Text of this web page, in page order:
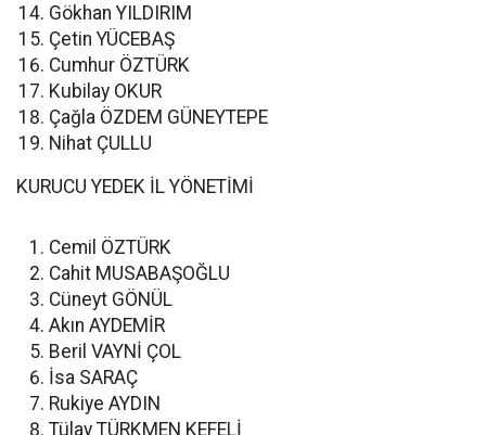
Gökhan YILDIRIM
Çetin YÜCEBAŞ
Cumhur ÖZTÜRK
Kubilay OKUR
Çağla ÖZDEM GÜNEYTEPE
Nihat ÇULLU
KURUCU YEDEK İL YÖNETİMİ
Cemil ÖZTÜRK
Cahit MUSABAŞOĞLU
Cüneyt GÖNÜL
Akın AYDEMİR
Beril VAYNİ ÇOL
İsa SARAÇ
Rukiye AYDIN
Tülay TÜRKMEN KEFELİ